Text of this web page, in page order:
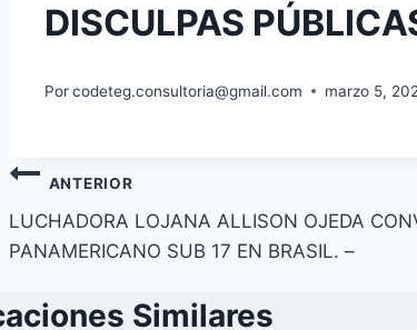
DISCULPAS
Porcodeteg.consultoria@gmail.com marzo 5,
ANTERIOR
LUCHADORA LOJANA ALLISON OJEDA
PANAMERICANO SUB 17 EN BRASIL. –
Similares